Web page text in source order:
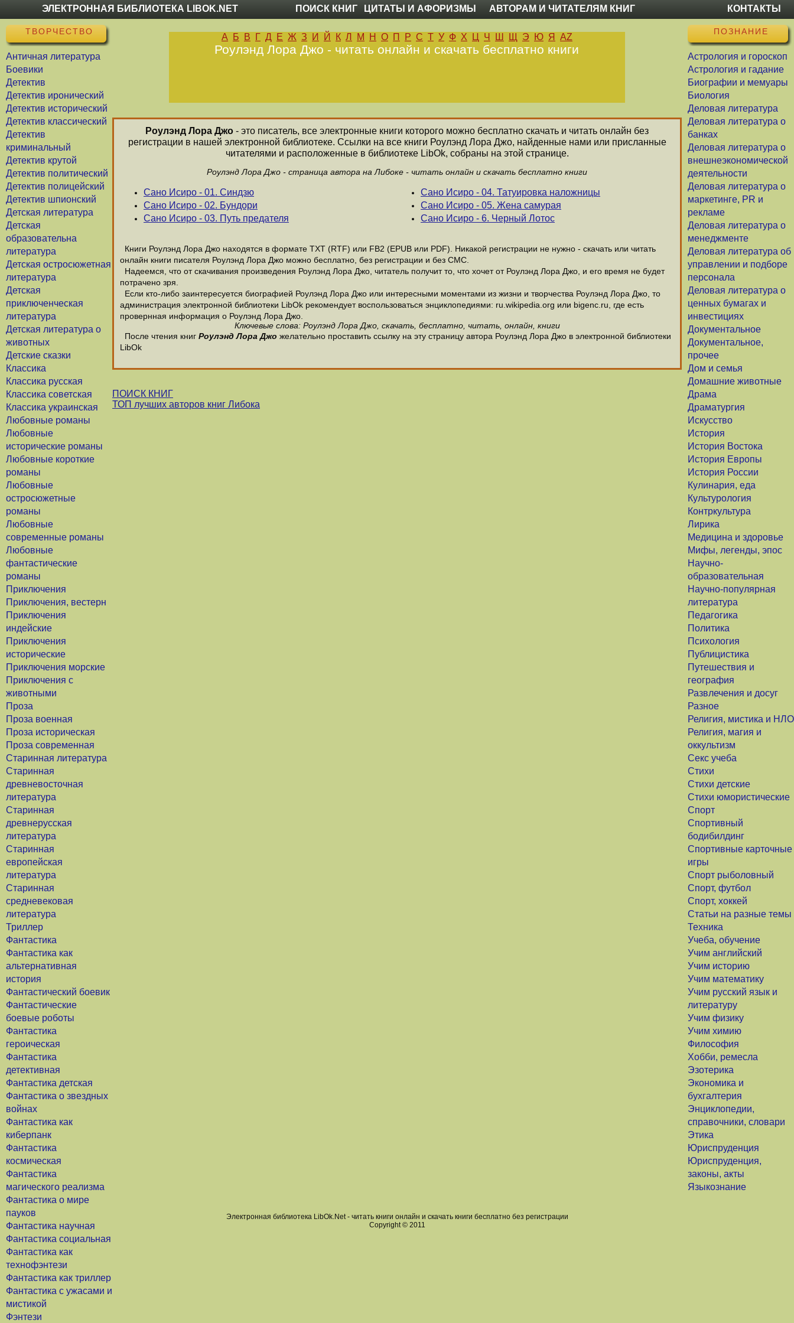
ЭЛЕКТРОННАЯ БИБЛИОТЕКА LIBOK.NET ПОИСК КНИГ ЦИТАТЫ И АФОРИЗМЫ АВТОРАМ И ЧИТАТЕЛЯМ КНИГ КОНТАКТЫ
ТВОРЧЕСТВО
Античная литература
Боевики
Детектив
Детектив иронический
Детектив исторический
Детектив классический
Детектив
криминальный
Детектив крутой
Детектив политический
Детектив полицейский
Детектив шпионский
Детская литература
Детская
образовательна
литература
Детская остросюжетная
литература
Детская
приключенческая
литература
Детская литература о
животных
Детские сказки
Классика
Классика русская
Классика советская
Классика украинская
Любовные романы
Любовные
исторические романы
Любовные короткие
романы
Любовные
остросюжетные
романы
Любовные
современные романы
Любовные
фантастические
романы
Приключения
Приключения, вестерн
Приключения
индейские
Приключения
исторические
Приключения морские
Приключения с
животными
Проза
Проза военная
Проза историческая
Проза современная
Старинная литература
Старинная
древневосточная
литература
Старинная
древнерусская
литература
Старинная
европейская
литература
Старинная
средневековая
литература
Триллер
Фантастика
Фантастика как
альтернативная
история
Фантастический боевик
Фантастические
боевые роботы
Фантастика
героическая
Фантастика
детективная
Фантастика детская
Фантастика о звездных
войнах
Фантастика как
киберпанк
Фантастика
космическая
Фантастика
магического реализма
Фантастика о мире
пауков
Фантастика научная
Фантастика социальная
Фантастика как
технофэнтези
Фантастика как триллер
Фантастика с ужасами и
мистикой
Фэнтези
ПОЗНАНИЕ
Астрология и гороскоп
Астрология и гадание
Биографии и мемуары
Биология
Деловая литература
Деловая литература о
банках
Деловая литература о
внешнеэкономической
деятельности
Деловая литература о
маркетинге, PR и
рекламе
Деловая литература о
менеджменте
Деловая литература об
управлении и подборе
персонала
Деловая литература о
ценных бумагах и
инвестициях
Документальное
Документальное,
прочее
Дом и семья
Домашние животные
Драма
Драматургия
Искусство
История
История Востока
История Европы
История России
Кулинария, еда
Культурология
Контркультура
Лирика
Медицина и здоровье
Мифы, легенды, эпос
Научно-
образовательная
Научно-популярная
литература
Педагогика
Политика
Психология
Публицистика
Путешествия и
география
Развлечения и досуг
Разное
Религия, мистика и НЛО
Религия, магия и
оккультизм
Секс учеба
Стихи
Стихи детские
Стихи юмористические
Спорт
Спортивный
бодибилдинг
Спортивные карточные
игры
Спорт рыболовный
Спорт, футбол
Спорт, хоккей
Статьи на разные темы
Техника
Учеба, обучение
Учим английский
Учим историю
Учим математику
Учим русский язык и
литературу
Учим физику
Учим химию
Философия
Хобби, ремесла
Эзотерика
Экономика и
бухгалтерия
Энциклопедии,
справочники, словари
Этика
Юриспруденция
Юриспруденция,
законы, акты
Языкознание
А Б В Г Д Е Ж З И Й К Л М Н О П Р С Т У Ф Х Ц Ч Ш Щ Э Ю Я AZ
Роулэнд Лора Джо - читать онлайн и скачать бесплатно книги
Роулэнд Лора Джо - это писатель, все электронные книги которого можно бесплатно скачать и читать онлайн без
регистрации в нашей электронной библиотеке. Ссылки на все книги Роулэнд Лора Джо, найденные нами или присланные
читателями и расположенные в библиотеке LibOk, собраны на этой странице.
Роулэнд Лора Джо - страница автора на Либоке - читать онлайн и скачать бесплатно книги
Сано Исиро - 01. Синдзю
Сано Исиро - 02. Бундори
Сано Исиро - 03. Путь предателя
Сано Исиро - 04. Татуировка наложницы
Сано Исиро - 05. Жена самурая
Сано Исиро - 6. Черный Лотос
Книги Роулэнд Лора Джо находятся в формате ТХТ (RTF) или FB2 (EPUB или PDF). Никакой регистрации не нужно - скачать или читать
онлайн книги писателя Роулэнд Лора Джо можно бесплатно, без регистрации и без СМС.
Надеемся, что от скачивания произведения Роулэнд Лора Джо, читатель получит то, что хочет от Роулэнд Лора Джо, и его время не будет
потрачено зря.
Если кто-либо заинтересуется биографией Роулэнд Лора Джо или интересными моментами из жизни и творчества Роулэнд Лора Джо, то
администрация электронной библиотеки LibOk рекомендует воспользоваться энциклопедиями: ru.wikipedia.org или bigenc.ru, где есть
провернная информация о Роулэнд Лора Джо.
Ключевые слова: Роулэнд Лора Джо, скачать, бесплатно, читать, онлайн, книги
После чтения книг Роулэнд Лора Джо желательно проставить ссылку на эту страницу автора Роулэнд Лора Джо в электронной библиотеки
LibOk
ПОИСК КНИГ
ТОП лучших авторов книг Либока
Электронная библиотека LibOk.Net - читать книги онлайн и скачать книги бесплатно без регистрации
Copyright © 2011